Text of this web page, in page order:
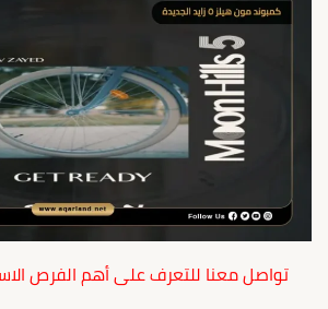
تواصل معنا للتعرف على أهم الفرص